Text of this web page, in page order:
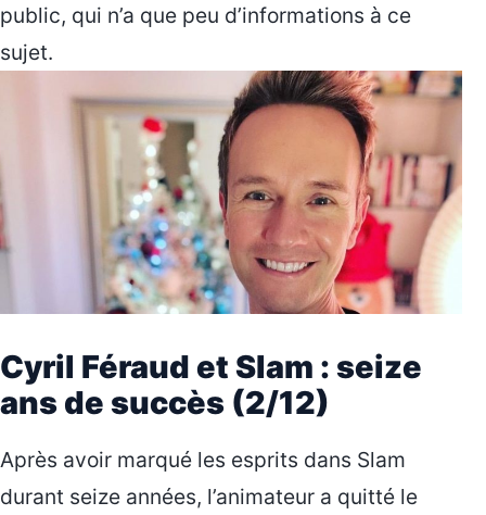
public, qui n’a que peu d’informations à ce
sujet.
Cyril Féraud et Slam : seize
ans de succès (2/12)
Après avoir marqué les esprits dans Slam
durant seize années, l’animateur a quitté le